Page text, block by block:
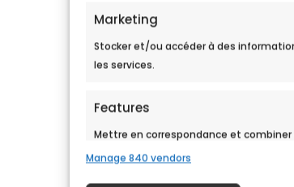
Marketing
Stocker et/ou accéder à des
les services.
Features
Mettre en correspondance et combiner
sources de données, Relier différents
Manage 840 vendors